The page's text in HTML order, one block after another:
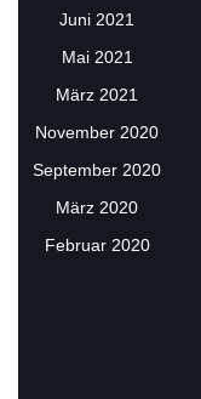
Juni 2021
Mai 2021
März 2021
November 2020
September 2020
März 2020
Februar 2020